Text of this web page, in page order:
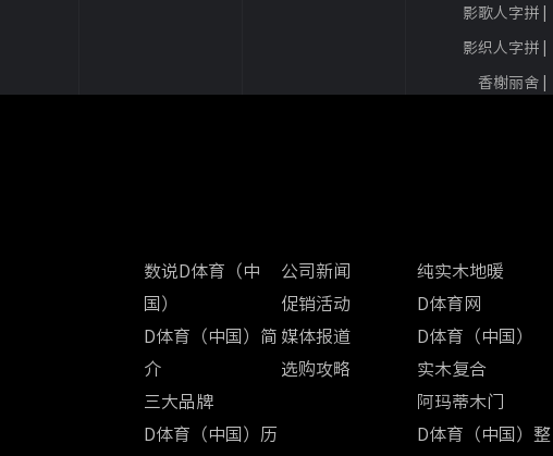
影歌人字拼 |
影织人字拼 |
香榭丽舍 |
数说D体育（中
国）
D体育（中国）简
介
三大品牌
D体育（中国）历
公司新闻
促销活动
媒体报道
选购攻略
纯实木地暖
D体育网
D体育（中国）
实木复合
阿玛蒂木门
D体育（中国）整